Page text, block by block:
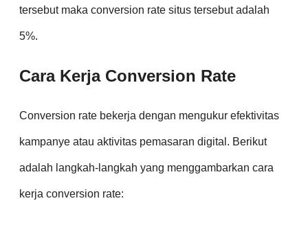
tersebut maka conversion rate situs tersebut adalah
5%.
Cara Kerja Conversion Rate
Conversion rate bekerja dengan mengukur efektivitas
kampanye atau aktivitas pemasaran digital. Berikut
adalah langkah-langkah yang menggambarkan cara
kerja conversion rate: